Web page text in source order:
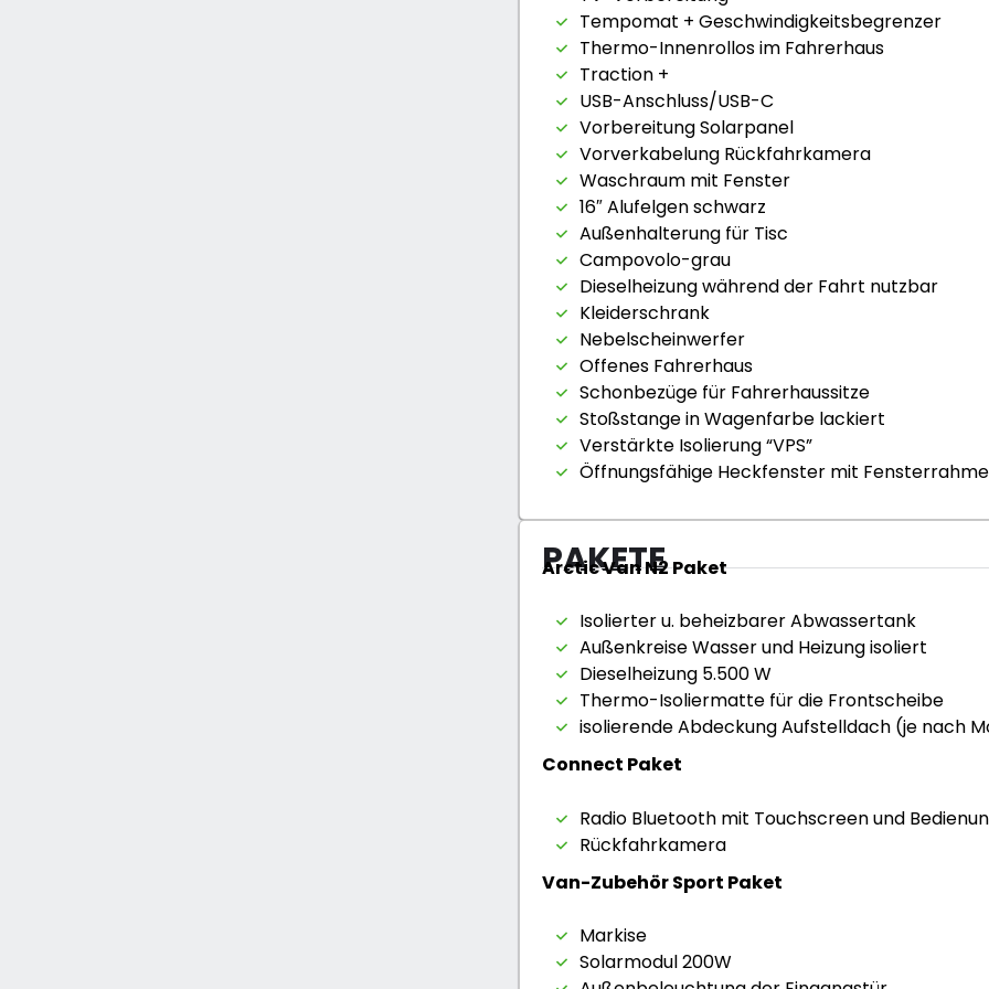
Tempomat + Geschwindigkeitsbegrenzer
Thermo-Innenrollos im Fahrerhaus
Traction +
USB-Anschluss/USB-C
Vorbereitung Solarpanel
Vorverkabelung Rückfahrkamera
Waschraum mit Fenster
16″ Alufelgen schwarz
Außenhalterung für Tisc
Campovolo-grau
Dieselheizung während der Fahrt nutzbar
Kleiderschrank
Nebelscheinwerfer
Offenes Fahrerhaus
Schonbezüge für Fahrerhaussitze
Stoßstange in Wagenfarbe lackiert
Verstärkte Isolierung “VPS”
Öffnungsfähige Heckfenster mit
PAKETE
Arctic Van N2 Paket
Isolierter u. beheizbarer Abwassertank
Außenkreise Wasser und Heizung isoliert
Dieselheizung 5.500 W
Thermo-Isoliermatte für die Frontscheibe
isolierende Abdeckung Aufstelldach (je nach
Connect Paket
Radio Bluetooth mit Touchscreen und
Rückfahrkamera
Van-Zubehör Sport Paket
Markise
Solarmodul 200W